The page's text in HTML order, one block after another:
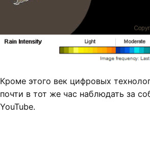
Кроме этого век цифровых
почти в тот же час наблюдать за
YouTube.